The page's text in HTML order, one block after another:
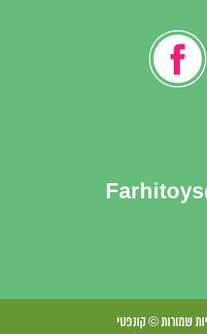
שמורות © קונפטי